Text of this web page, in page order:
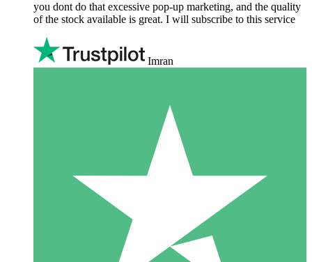
you dont do that excessive pop-up marketing, and the quality
of the stock available is great. I will subscribe to this service
Imran